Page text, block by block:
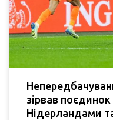
зірвав
Нідерландами